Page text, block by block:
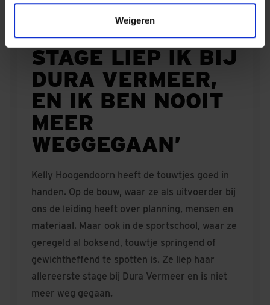
Weigeren
'MIJN
ALLEREERSTE
STAGE LIEP IK BIJ
DURA VERMEER,
EN IK BEN NOOIT
MEER
WEGGEGAAN’
Kelly Hoogendoorn heeft de touwtjes goed in
handen. Op de bouw, waar ze als uitvoerder bij
ons de leiding heeft over planning, mensen en
materiaal. Maar ook in de sportschool, waar ze
geregeld al boksend, touwtje springend of
gewichtheffend te spotten is. Ze liep haar
allereerste stage bij Dura Vermeer en is niet
meer weg gegaan.